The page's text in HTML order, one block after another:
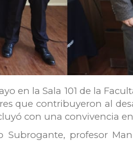
en la Sala 101 de la
que contribuyeron al
con una convivencia
profesor